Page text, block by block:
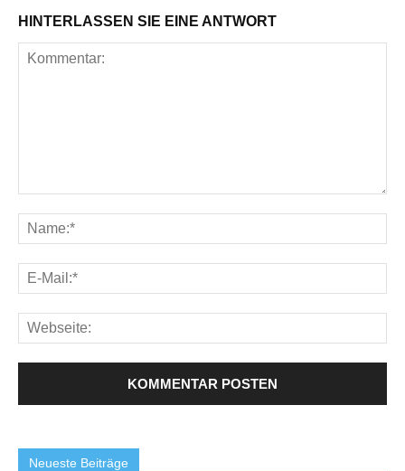
HINTERLASSEN SIE EINE ANTWORT
Neueste Beiträge